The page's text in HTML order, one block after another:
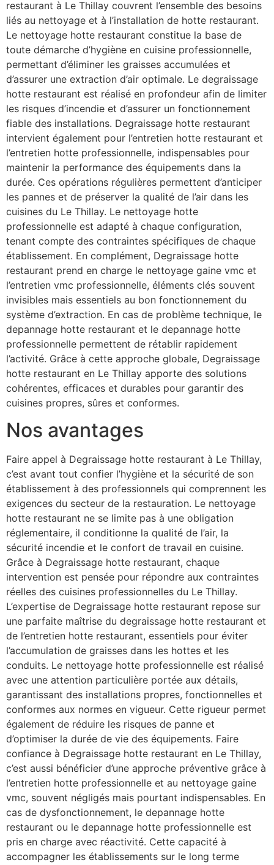
restaurant à Le Thillay couvrent l’ensemble des besoins
liés au nettoyage et à l’installation de hotte restaurant.
Le nettoyage hotte restaurant constitue la base de
toute démarche d’hygiène en cuisine professionnelle,
permettant d’éliminer les graisses accumulées et
d’assurer une extraction d’air optimale. Le degraissage
hotte restaurant est réalisé en profondeur afin de limiter
les risques d’incendie et d’assurer un fonctionnement
fiable des installations. Degraissage hotte restaurant
intervient également pour l’entretien hotte restaurant et
l’entretien hotte professionnelle, indispensables pour
maintenir la performance des équipements dans la
durée. Ces opérations régulières permettent d’anticiper
les pannes et de préserver la qualité de l’air dans les
cuisines du Le Thillay. Le nettoyage hotte
professionnelle est adapté à chaque configuration,
tenant compte des contraintes spécifiques de chaque
établissement. En complément, Degraissage hotte
restaurant prend en charge le nettoyage gaine vmc et
l’entretien vmc professionnelle, éléments clés souvent
invisibles mais essentiels au bon fonctionnement du
système d’extraction. En cas de problème technique, le
depannage hotte restaurant et le depannage hotte
professionnelle permettent de rétablir rapidement
l’activité. Grâce à cette approche globale, Degraissage
hotte restaurant en Le Thillay apporte des solutions
cohérentes, efficaces et durables pour garantir des
cuisines propres, sûres et conformes.
Nos avantages
Faire appel à Degraissage hotte restaurant à Le Thillay,
c’est avant tout confier l’hygiène et la sécurité de son
établissement à des professionnels qui comprennent les
exigences du secteur de la restauration. Le nettoyage
hotte restaurant ne se limite pas à une obligation
réglementaire, il conditionne la qualité de l’air, la
sécurité incendie et le confort de travail en cuisine.
Grâce à Degraissage hotte restaurant, chaque
intervention est pensée pour répondre aux contraintes
réelles des cuisines professionnelles du Le Thillay.
L’expertise de Degraissage hotte restaurant repose sur
une parfaite maîtrise du degraissage hotte restaurant et
de l’entretien hotte restaurant, essentiels pour éviter
l’accumulation de graisses dans les hottes et les
conduits. Le nettoyage hotte professionnelle est réalisé
avec une attention particulière portée aux détails,
garantissant des installations propres, fonctionnelles et
conformes aux normes en vigueur. Cette rigueur permet
également de réduire les risques de panne et
d’optimiser la durée de vie des équipements. Faire
confiance à Degraissage hotte restaurant en Le Thillay,
c’est aussi bénéficier d’une approche préventive grâce à
l’entretien hotte professionnelle et au nettoyage gaine
vmc, souvent négligés mais pourtant indispensables. En
cas de dysfonctionnement, le depannage hotte
restaurant ou le depannage hotte professionnelle est
pris en charge avec réactivité. Cette capacité à
accompagner les établissements sur le long terme